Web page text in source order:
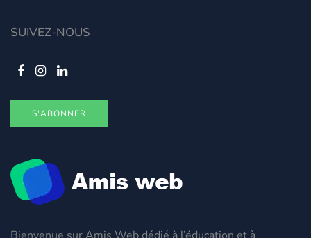
Bienvenue sur Amis Web dédié à l’éducation et à
SUIVEZ-NOUS
S'ABONNER